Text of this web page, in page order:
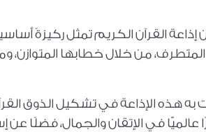
إذاعة القرآن الكريم تمثل ركيزةً
من خلال خطابها المتوازن،
به هذه الإذاعة في تشكيل الذوق
عالميًّا في الإتقان والجمال، فضلًا